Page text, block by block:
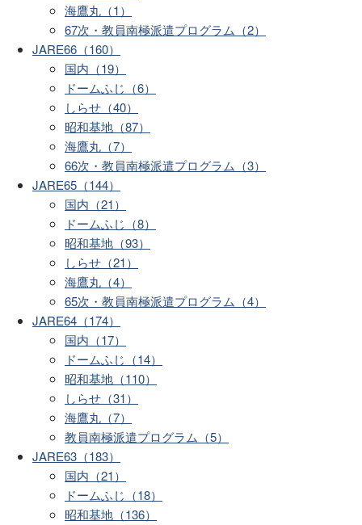
海鷹丸（1）
67次・教員南極派遣プログラム（2）
JARE66（160）
国内（19）
ドームふじ（6）
しらせ（40）
昭和基地（87）
海鷹丸（7）
66次・教員南極派遣プログラム（3）
JARE65（144）
国内（21）
ドームふじ（8）
昭和基地（93）
しらせ（21）
海鷹丸（4）
65次・教員南極派遣プログラム（4）
JARE64（174）
国内（17）
ドームふじ（14）
昭和基地（110）
しらせ（31）
海鷹丸（7）
教員南極派遣プログラム（5）
JARE63（183）
国内（21）
ドームふじ（18）
昭和基地（136）